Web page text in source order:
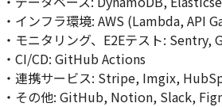
・インフラ環境: AWS (Lambda,
・モニタリング、E2Eテスト:
・CI/CD: GitHub Actions
・連携サービス: Stripe, Imgix,
・その他: GitHub, Notion, Slack,